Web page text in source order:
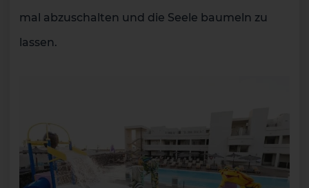
mal abzuschalten und die Seele baumeln zu
lassen.